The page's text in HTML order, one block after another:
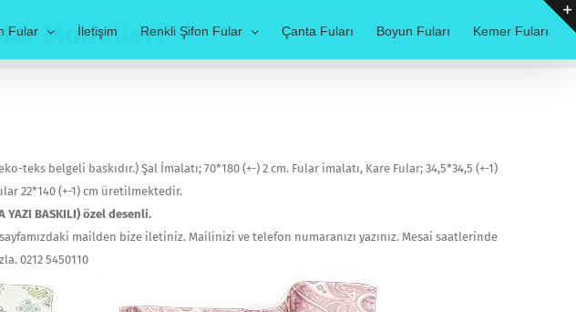
Fular İletişim Renkli Şifon Fular Çanta Fuları Boyun Fuları Kemer Fuları
Modelleri
belgeli baskıdır.) Şal İmalatı; 70*180 (+-) 2 cm. Fular imalatı, Kare Fular; 34,5*34,5 (+-1)
22*140 (+-1) cm üretilmektedir.
YAZI BASKILI) özel desenli.
mailden bize iletiniz. Mailinizi ve telefon numaranızı yazınız. Mesai saatlerinde
0212 5450110